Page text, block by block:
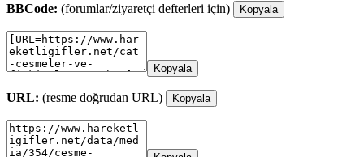
BBCode: (forumlar/ziyaretçi defterleri için) Kopyala
Kopyala
URL: (resme doğrudan URL) Kopyala